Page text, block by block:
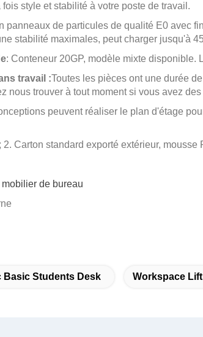
style et stabilité à votre poste de travail.
panneaux de particules de qualité E0 avec
stabilité maximales, peut charger jusqu'à
: Conteneur 20GP, modèle mixte
travail :Toutes les pièces ont une durée
nous trouver à tout moment si vous avez
peuvent réaliser le plan d'étage
Carton standard exporté extérieur, mousse
de bureau
Basic Students Desk Workspace